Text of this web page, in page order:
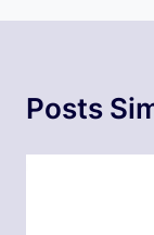
Posts